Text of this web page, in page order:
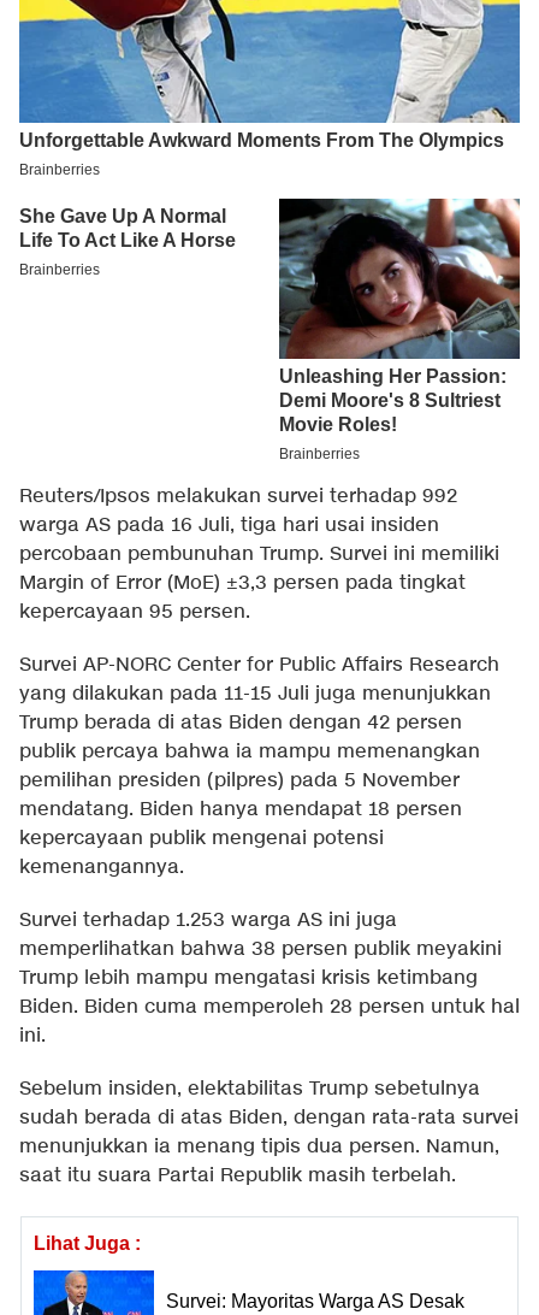
Reuters/Ipsos melakukan survei terhadap 992
warga AS pada 16 Juli, tiga hari usai insiden
percobaan pembunuhan Trump. Survei ini memiliki
Margin of Error (MoE) ±3,3 persen pada tingkat
kepercayaan 95 persen.
Survei AP-NORC Center for Public Affairs Research
yang dilakukan pada 11-15 Juli juga menunjukkan
Trump berada di atas Biden dengan 42 persen
publik percaya bahwa ia mampu memenangkan
pemilihan presiden (pilpres) pada 5 November
mendatang. Biden hanya mendapat 18 persen
kepercayaan publik mengenai potensi
kemenangannya.
Survei terhadap 1.253 warga AS ini juga
memperlihatkan bahwa 38 persen publik meyakini
Trump lebih mampu mengatasi krisis ketimbang
Biden. Biden cuma memperoleh 28 persen untuk hal
ini.
Sebelum insiden, elektabilitas Trump sebetulnya
sudah berada di atas Biden, dengan rata-rata survei
menunjukkan ia menang tipis dua persen. Namun,
saat itu suara Partai Republik masih terbelah.
Lihat Juga :
Survei: Mayoritas Warga AS Desak